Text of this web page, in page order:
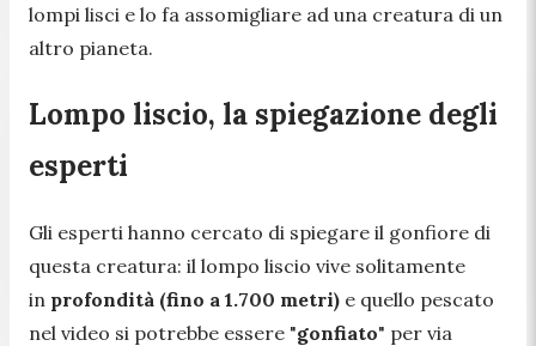
lompi lisci e lo fa assomigliare ad una creatura di un
altro pianeta.
Lompo liscio, la spiegazione degli
esperti
Gli esperti hanno cercato di spiegare il gonfiore di
questa creatura: il lompo liscio vive solitamente
in profondità (fino a 1.700 metri) e quello pescato
nel video si potrebbe essere "gonfiato" per via